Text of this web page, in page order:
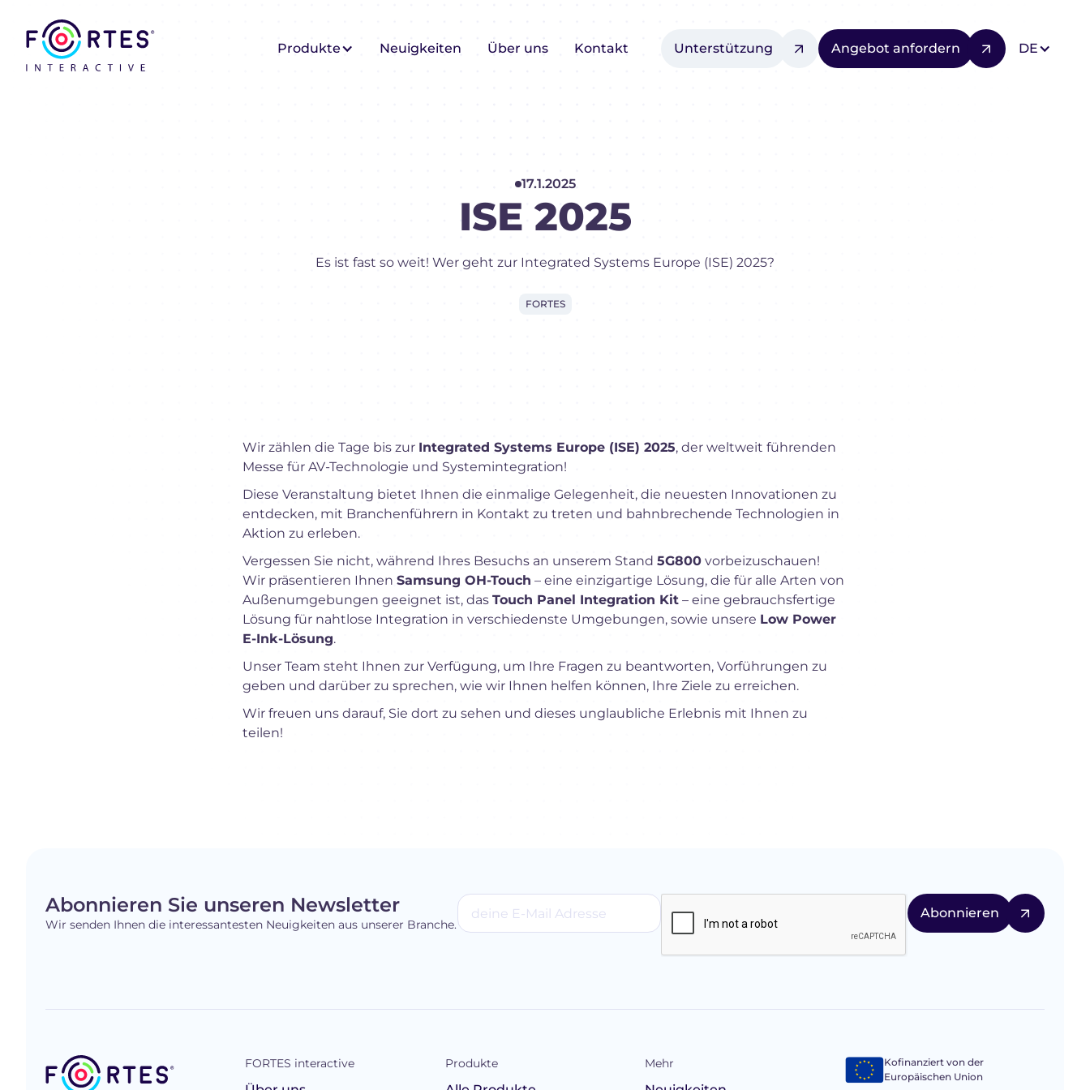
Produkte Neuigkeiten Über uns Kontakt Unterstützung Angebot anfordern DE
17.1.2025
ISE 2025
Es ist fast so weit! Wer geht zur Integrated Systems Europe (ISE) 2025?
FORTES
Wir zählen die Tage bis zur Integrated Systems Europe (ISE) 2025, der weltweit führenden
Messe für AV-Technologie und Systemintegration!
Diese Veranstaltung bietet Ihnen die einmalige Gelegenheit, die neuesten Innovationen zu
entdecken, mit Branchenführern in Kontakt zu treten und bahnbrechende Technologien in
Aktion zu erleben.
Vergessen Sie nicht, während Ihres Besuchs an unserem Stand 5G800vorbeizuschauen!
Wir präsentieren Ihnen Samsung OH-Touch – eine einzigartige Lösung, die für alle Arten von
Außenumgebungen geeignet ist, das Touch Panel Integration Kit– eine gebrauchsfertige
Lösung für nahtlose Integration in verschiedenste Umgebungen, sowie unsere Low Power
E-Ink-Lösung.
Unser Team steht Ihnen zur Verfügung, um Ihre Fragen zu beantworten, Vorführungen zu
geben und darüber zu sprechen, wie wir Ihnen helfen können, Ihre Ziele zu erreichen.
Wir freuen uns darauf, Sie dort zu sehen und dieses unglaubliche Erlebnis mit Ihnen zu
teilen!
Abonnieren Sie unseren Newsletter
Wir senden Ihnen die interessantesten Neuigkeiten aus unserer Branche.
FORTES interactive Produkte Mehr
Kofinanziert von der
Europäischen Union